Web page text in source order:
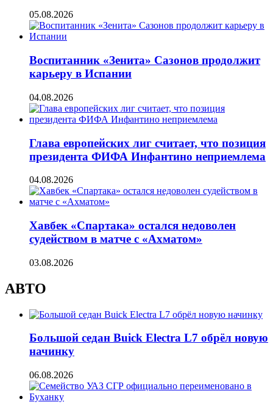
05.08.2026
Воспитанник «Зенита» Сазонов продолжит
карьеру в Испании
04.08.2026
Глава европейских лиг считает, что позиция
президента ФИФА Инфантино неприемлема
04.08.2026
Хавбек «Спартака» остался недоволен
судейством в матче с «Ахматом»
03.08.2026
АВТО
Большой седан Buick Electra L7 обрёл новую
начинку
06.08.2026